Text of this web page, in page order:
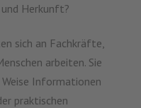
Herkunft?
sich an Fachkräfte,
arbeiten. Sie
Informationen
praktischen